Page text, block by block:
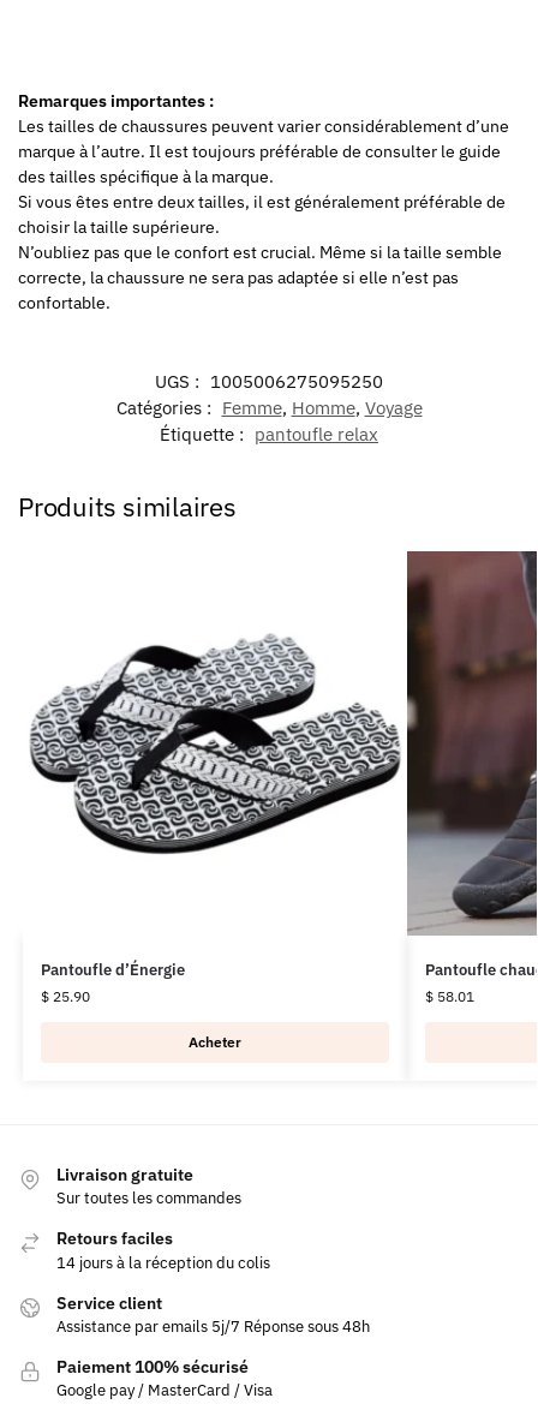
Remarques importantes :
Les tailles de chaussures peuvent varier considérablement d’une
marque à l’autre. Il est toujours préférable de consulter le guide
des tailles spécifique à la marque.
Si vous êtes entre deux tailles, il est généralement préférable de
choisir la taille supérieure.
N’oubliez pas que le confort est crucial. Même si la taille semble
correcte, la chaussure ne sera pas adaptée si elle n’est pas
confortable.
UGS : 1005006275095250
Catégories : Femme, Homme, Voyage
Étiquette : pantoufle relax
Produits similaires
Pantoufle d’Énergie
$25.90
Acheter
Pantoufle
$58.01
Livraison gratuite
Sur toutes les commandes
Retours faciles
14 jours à la réception du colis
Service client
Assistance par emails 5j/7 Réponse sous 48h
Paiement 100% sécurisé
Google pay / MasterCard / Visa